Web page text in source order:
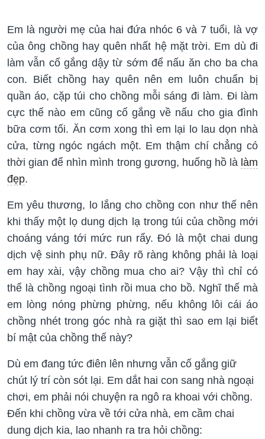
Em là người mẹ của hai đứa nhóc 6 và 7 tuổi, là vợ
của ông chồng hay quên nhất hệ mặt trời. Em dù đi
làm vẫn cố gắng dậy từ sớm để nấu ăn cho ba cha
con. Biết chồng hay quên nên em luôn chuẩn bị
quần áo, cặp túi cho chồng mỗi sáng đi làm. Đi làm
cực thế nào em cũng cố gắng về nấu cho gia đình
bữa cơm tối. Ăn cơm xong thì em lại lo lau dọn nhà
cửa, từng ngóc ngách một. Em thậm chí chẳng có
thời gian để nhìn mình trong gương, huống hồ là làm
đẹp.
Em yêu thương, lo lắng cho chồng con như thế nên
khi thấy một lọ dung dịch lạ trong túi của chồng mới
choáng váng tới mức run rẩy. Đó là một chai dung
dịch vệ sinh phụ nữ. Đây rõ ràng không phải là loại
em hay xài, vậy chồng mua cho ai? Vậy thì chỉ có
thể là chồng ngoại tình rồi mua cho bồ. Nghĩ thế mà
em lòng nóng phừng phừng, nếu không lôi cái áo
chồng nhét trong góc nhà ra giặt thì sao em lại biết
bí mật của chồng thế này?
Dù em đang tức điên lên nhưng vẫn cố gắng giữ
chút lý trí còn sót lại. Em dắt hai con sang nhà ngoại
chơi, em phải nói chuyện ra ngô ra khoai với chồng.
Đến khi chồng vừa về tới cửa nhà, em cầm chai
dung dịch kia, lao nhanh ra tra hỏi chồng: